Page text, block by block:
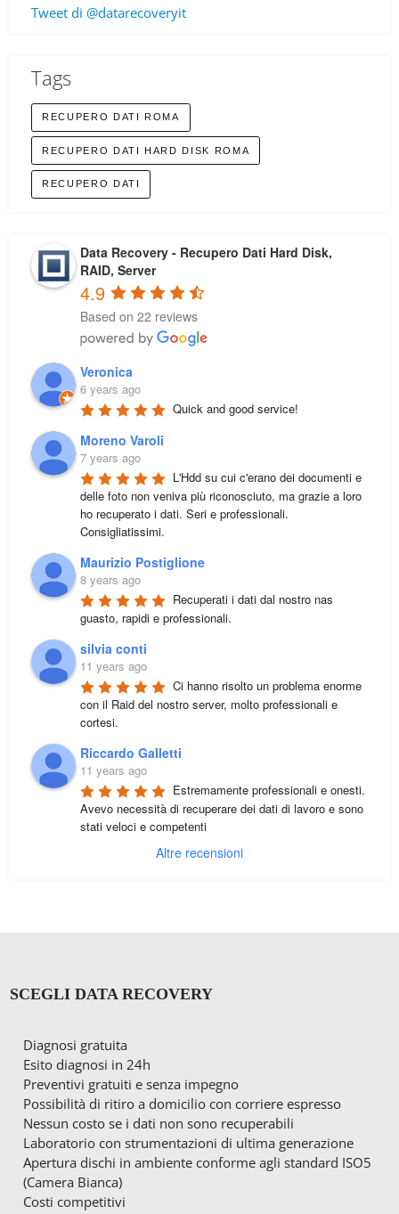
Tweet di @datarecoveryit
Tags
RECUPERO DATI ROMA
RECUPERO DATI HARD DISK ROMA
RECUPERO DATI
Data Recovery - Recupero Dati Hard Disk,
RAID, Server
4.9
Based on 22 reviews
Veronica
6 years ago
Quick and good service!
Moreno Varoli
7 years ago
L'Hdd su cui c'erano dei documenti e
delle foto non veniva più riconosciuto, ma grazie a loro
ho recuperato i dati. Seri e professionali.
Consigliatissimi.
Maurizio Postiglione
8 years ago
Recuperati i dati dal nostro nas
guasto, rapidi e professionali.
silvia conti
11 years ago
Ci hanno risolto un problema enorme
con il Raid del nostro server, molto professionali e
cortesi.
Riccardo Galletti
11 years ago
Estremamente professionali e onesti.
Avevo necessità di recuperare dei dati di lavoro e sono
stati veloci e competenti
Altre recensioni
SCEGLI DATA RECOVERY
Diagnosi gratuita
Esito diagnosi in 24h
Preventivi gratuiti e senza impegno
Possibilità di ritiro a domicilio con corriere espresso
Nessun costo se i dati non sono recuperabili
Laboratorio con strumentazioni di ultima generazione
Apertura dischi in ambiente conforme agli standard ISO5
(Camera Bianca)
Costi competitivi